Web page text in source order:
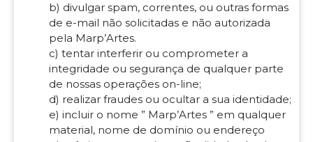
b) divulgar spam, correntes, ou outras formas
de e-mail não solicitadas e não autorizada
pela Marp’Artes.
c) tentar interferir ou comprometer a
integridade ou segurança de qualquer parte
de nossas operações on-line;
d) realizar fraudes ou ocultar a sua identidade;
e) incluir o nome ” Marp’Artes ” em qualquer
material, nome de domínio ou endereço